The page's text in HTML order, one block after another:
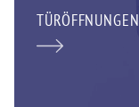
TÜRÖFFNUNGEN